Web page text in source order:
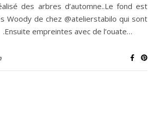
des arbres d’automne..Le fond est
Woody de chez @atelierstabilo qui sont
empreintes avec de l’ouate…